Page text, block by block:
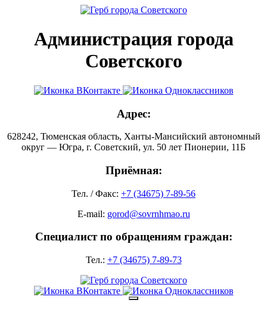
Администрация города
Советского
Адрес:
628242, Тюменская область, Ханты-Мансийский автономный
округ — Югра, г. Советский, ул. 50 лет Пионерии, 11Б
Приёмная:
Тел. / Факс: +7 (34675) 7-89-56
E-mail: gorod@sovrnhmao.ru
Специалист по обращениям граждан:
Тел.: +7 (34675) 7-89-73